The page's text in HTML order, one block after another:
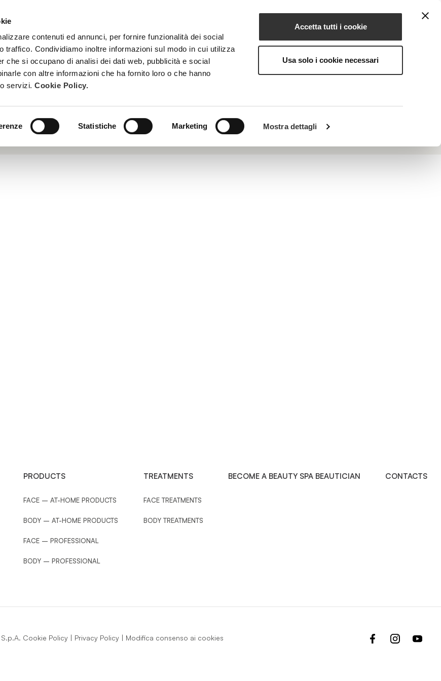
contenuti ed annunci, per fornire funzionalità dei social
traffico. Condividiamo inoltre informazioni sul modo in cui utilizza
che si occupano di analisi dei dati web, pubblicità e social
con altre informazioni che ha fornito loro o che hanno
servizi.Cookie Policy.
Statistiche Marketing Mostra dettagli
Accetta tutti i cookie
Usa solo i cookie necessari
CONTACTS
iodine, vitamins and draining amino acids; it promotes the elimination of stagnant liquids.
PRODUCTS
FACE – AT-HOME PRODUCTS
BODY – AT-HOME PRODUCTS
FACE – PROFESSIONAL
BODY – PROFESSIONAL
TREATMENTS
FACE TREATMENTS
BODY TREATMENTS
BECOME A BEAUTY SPA BEAUTICIAN CONTACTS
Cookie Policy| Privacy Policy| Modifica consenso ai cookies facebookinstagram